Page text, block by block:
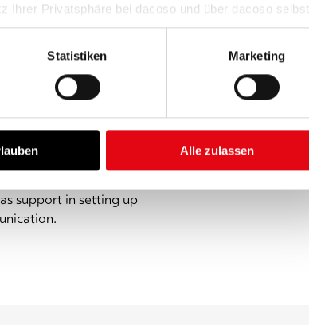
Ihrer Privatsphäre bei dacoso und über dacoso selbst
.
Statistiken Marketing
Alle zulassen
on QKD
exchange of secret
Ministry of
Austria, but also of
with the other
support in setting up